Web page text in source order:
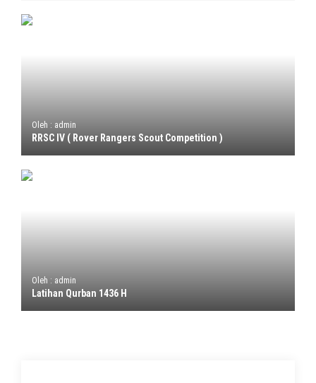
Oleh : admin
RRSC IV ( Rover Rangers Scout Competition )
Oleh : admin
Latihan Qurban 1436 H